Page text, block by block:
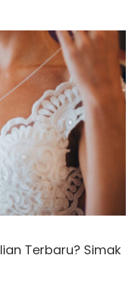
Terbaru? Simak